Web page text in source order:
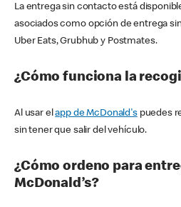
La entrega sin contacto está
asociados como opción de entrega
Uber Eats, Grubhub y Postmates.
¿Cómo funciona la
Al usar elapp de McDonald'spuedes
sin tener que salir del vehículo.
¿Cómo ordeno para
McDonald’s?